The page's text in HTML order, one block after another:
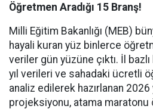
Öğretmen Aradığı 15 Branş!
Milli Eğitim Bakanlığı (MEB)
hayali kuran yüz binlerce
veriler gün yüzüne çıktı. İl
yıl verileri ve sahadaki ücretli
analiz edilerek hazırlanan 2026
projeksiyonu, atama maratonu